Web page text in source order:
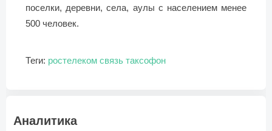
поселки, деревни, села, аулы с населением менее
500 человек.
Теги: ростелеком связь таксофон
Аналитика